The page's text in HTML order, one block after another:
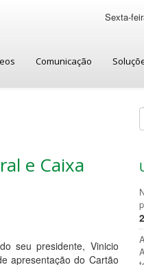
Sexta-
Comunicação
e Caixa
seu presidente, Vinicio
apresentação do Cartão